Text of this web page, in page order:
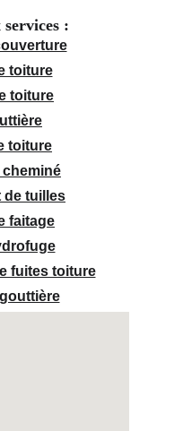
:
toiture
toiture
toiture
cheminé
de tuilles
faitage
fuites toiture